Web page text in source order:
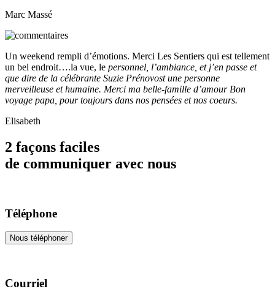
Marc Massé
Un weekend rempli d’émotions. Merci Les Sentiers qui est tellement
un bel endroit….la vue, le personnel, l’ambiance, et j’en passe et
que dire de la célébrante Suzie Prénovost une personne
merveilleuse et humaine. Merci ma belle-famille d’amour Bon
voyage papa, pour toujours dans nos pensées et nos coeurs.
Elisabeth
2 façons faciles
de communiquer avec nous
Téléphone
Nous téléphoner
Courriel